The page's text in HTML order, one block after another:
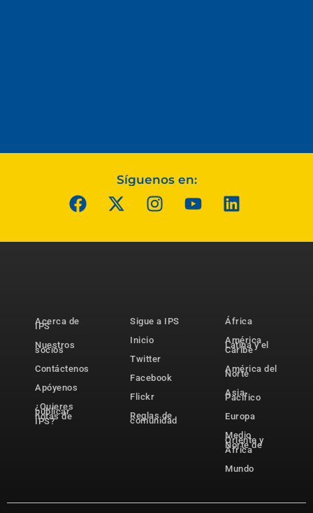
Síguenos en:
Acerca de
IPS
Nuestros
socios
Contáctenos
Apóyenos
¿Quieres
publicar
notas de
IPS?
Sigue a IPS
Inicio
Twitter
Facebook
Flickr
Reglas de
comunidad
África
América
Latina y el
Caribe
América del
Norte
Asia-
Pacífico
Europa
Medio
Oriente y
Norte de
África
Mundo